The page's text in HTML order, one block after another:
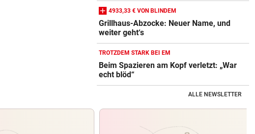
4933,33 € VON BLINDEM
Grillhaus-Abzocke: Neuer Name, und
weiter geht‘s
TROTZDEM STARK BEI EM
Beim Spazieren am Kopf verletzt: „War
echt blöd“
ALLE NEWSLETTER